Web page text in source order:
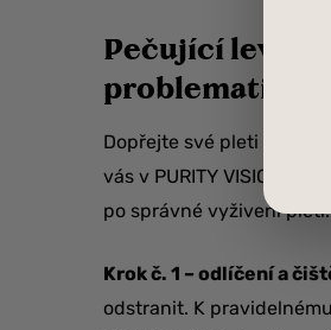
Pečující
Dopřejte své pleti
vás v PURITY VISION
po správné vyživení pleti.
Krok č. 1 – odlíčení a
odstranit. K